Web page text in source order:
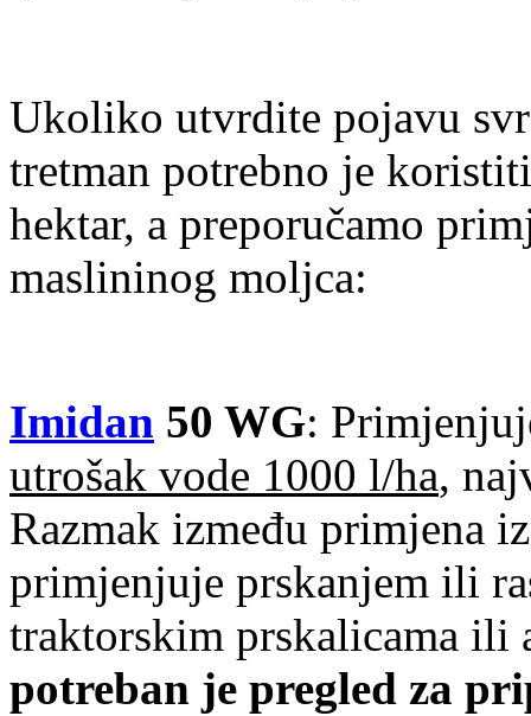
Ukoliko utvrdite pojavu
tretman potrebno je
hektar, a preporučamo
maslininog moljca:
Imidan 50 WG:
utrošak vode 1000 l/ha,
Razmak između primjena
primjenjuje prskanjem ili
traktorskim prskalicama ili
potreban je pregled za